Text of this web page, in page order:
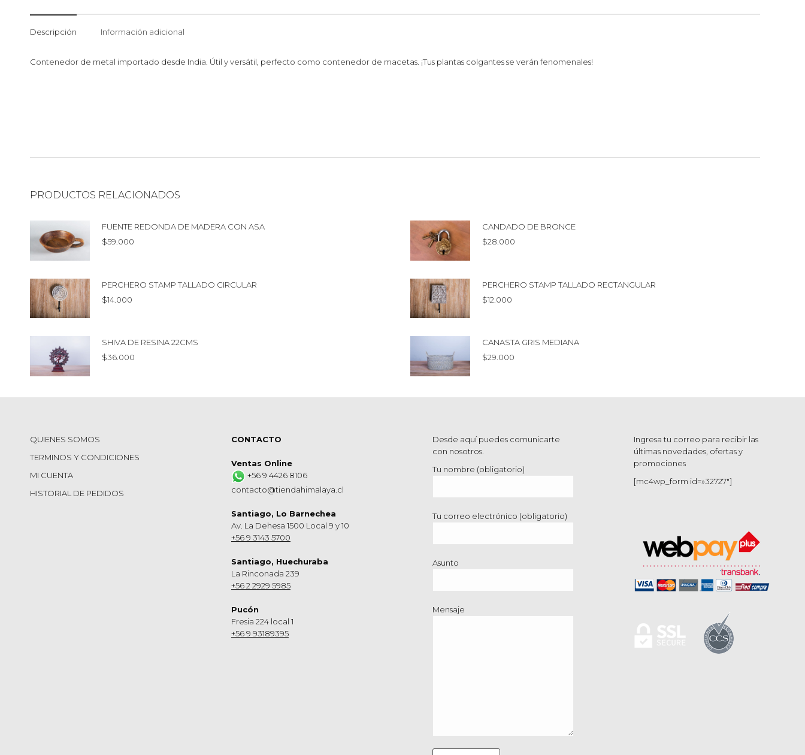
Descripción Información adicional
Contenedor de metal importado desde India. Útil y versátil, perfecto como contenedor de macetas. ¡Tus plantas colgantes se verán fenomenales!
PRODUCTOS RELACIONADOS
FUENTE REDONDA DE MADERA CON ASA
$59.000
CANDADO DE BRONCE
$28.000
PERCHERO STAMP TALLADO CIRCULAR
$14.000
PERCHERO STAMP TALLADO RECTANGULAR
$12.000
SHIVA DE RESINA 22CMS
$36.000
CANASTA GRIS MEDIANA
$29.000
QUIENES SOMOS
TERMINOS Y CONDICIONES
MI CUENTA
HISTORIAL DE PEDIDOS
CONTACTO
Ventas Online
+56 9 4426 8106
contacto@tiendahimalaya.cl
Santiago, Lo Barnechea
Av. La Dehesa 1500 Local 9 y 10
+56 9 3143 5700
Santiago, Huechuraba
La Rinconada 239
+56 2 2929 5985
Pucón
Fresia 224 local 1
+56 9 93189395
Desde aquí puedes comunicarte
con nosotros.
Tu nombre (obligatorio)
Tu correo electrónico (obligatorio)
Asunto
Mensaje
Ingresa tu correo para recibir las
últimas novedades, ofertas y
promociones
[mc4wp_form id=»32727″]